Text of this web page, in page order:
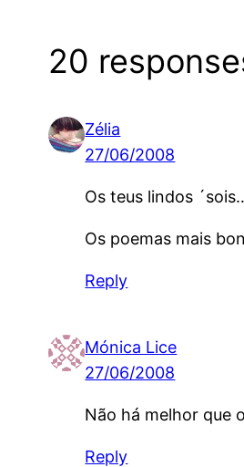
20
Zélia
27/06/2008
Os teus lindos
Os poemas mais
Reply
Mónica Lice
27/06/2008
Não há melhor que
Reply